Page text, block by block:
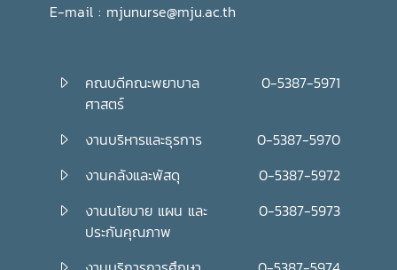
E-mail : mjunurse@mju.ac.th
คณบดีคณะพยาบาล
ศาสตร์
0-5387-5971
งานบริหารและธุรการ
0-5387-5970
งานคลังและพัสดุ
0-5387-5972
งานนโยบาย แผน และ
ประกันคุณภาพ
0-5387-5973